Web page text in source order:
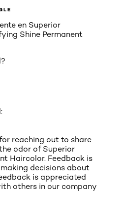
en Superior
Shine Permanent
reaching out to share
odor of Superior
Haircolor. Feedback is
decisions about
is appreciated
others in our company